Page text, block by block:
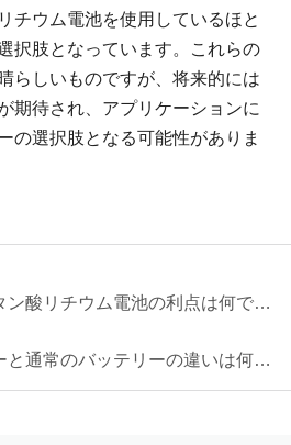
チウム電池を使用しているほと
択肢となっています。これらの
らしいものですが、将来的には
期待され、アプリケーションに
の選択肢となる可能性がありま
酸リチウム電池の利点は何です
通常のバッテリーの違いは何で